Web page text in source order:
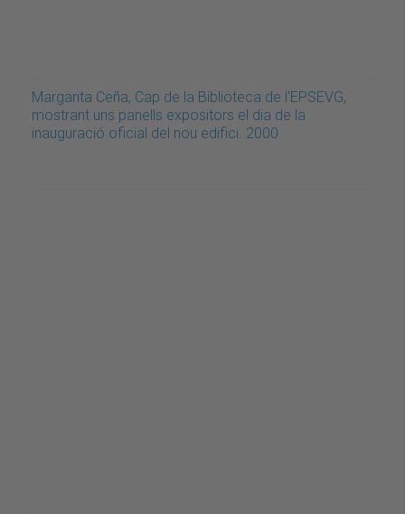
Margarita Ceña, Cap de la Biblioteca de l'EPSEVG,
mostrant uns panells expositors el dia de la
inauguració oficial del nou edifici. 2000